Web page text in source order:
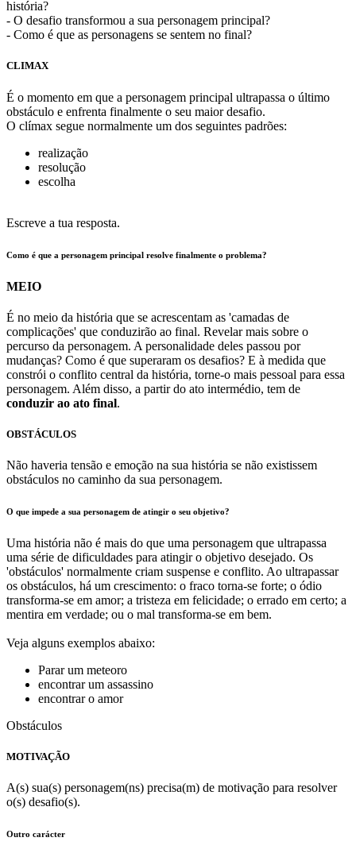
história?
- O desafio transformou a sua personagem principal?
- Como é que as personagens se sentem no final?
CLIMAX
É o momento em que a personagem principal ultrapassa o último
obstáculo e enfrenta finalmente o seu maior desafio.
O clímax segue normalmente um dos seguintes padrões:
realização
resolução
escolha
Escreve a tua resposta.
Como é que a personagem principal resolve finalmente o problema?
MEIO
É no meio da história que se acrescentam as 'camadas de
complicações' que conduzirão ao final. Revelar mais sobre o
percurso da personagem. A personalidade deles passou por
mudanças? Como é que superaram os desafios? E à medida que
constrói o conflito central da história, torne-o mais pessoal para essa
personagem. Além disso, a partir do ato intermédio, tem de
conduzir ao ato final.
OBSTÁCULOS
Não haveria tensão e emoção na sua história se não existissem
obstáculos no caminho da sua personagem.
O que impede a sua personagem de atingir o seu objetivo?
Uma história não é mais do que uma personagem que ultrapassa
uma série de dificuldades para atingir o objetivo desejado. Os
'obstáculos' normalmente criam suspense e conflito. Ao ultrapassar
os obstáculos, há um crescimento: o fraco torna-se forte; o ódio
transforma-se em amor; a tristeza em felicidade; o errado em certo; a
mentira em verdade; ou o mal transforma-se em bem.
Veja alguns exemplos abaixo:
Parar um meteoro
encontrar um assassino
encontrar o amor
Obstáculos
MOTIVAÇÃO
A(s) sua(s) personagem(ns) precisa(m) de motivação para resolver
o(s) desafio(s).
Outro carácter